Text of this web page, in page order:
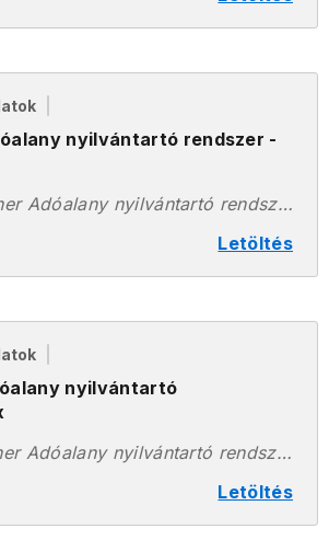
nyilvántartó rendszer -
Letöltés
23.Partner Adóalany nyilvántartó rendszer - archív.docx
nyilvántartó
Letöltés
24.Partner Adóalany nyilvántartó rendszer.docx